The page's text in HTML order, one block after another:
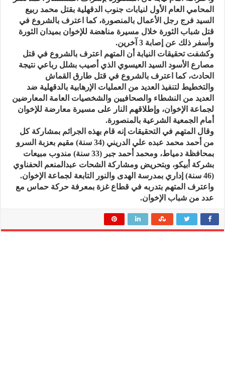
المحامي العام الأول لنيابات جنوب الدقهلية بقتل محمد ربيع
السيد فرج رجل الأعمال بالمنصورة، كما اعترف بالشروع في
قتل شباب الثورة خلال مسيرة مناهضة للإخوان بميدان الثورة
وأسفر ذلك عن إصابة 3 آخرين.
وكشفت تحقيقات النيابة أن المتهم اعترف بالشروع في قتل
مصارع الأسود السيد العيسوي الذي أصيب بشلل رباعي نتيجة
الحادث، كما اعترف بالشروع في قتل طارق القماش
والتخطيط لتنفيذ العديد من العمليات الإرهابية بالدقهلية ضد
العديد من النشطاء والصحافيين والشخصيات العامة المعارضين
لجماعة الإخوان، وإطلاقهم النار على مسيرة معارضة للإخوان
أمام الجمعية الشرعية بالمنصورة.
وقال المتهم في التحقيقات إنه قام بهذه الجرائم بمشاركة كل
من أحمد محمد عبده علي الدريني (34 سنة) مقيم بعزبة السرو
بمحافظة دمياط، ومحمد أحمد جبر (33 سنة) مندوب مبيعات
بشركة أبيكو، وبتحريض ومشاركة الشحات عبدالمنعم الحفناوي
(46 سنة) إداري بمدرسة الهدى والنور التابعة لجماعة الإخوان.
واعترف المتهم بتدربه في قطاع غزة بمعرفة حركة حماس مع
عدد من شباب الإخوان.